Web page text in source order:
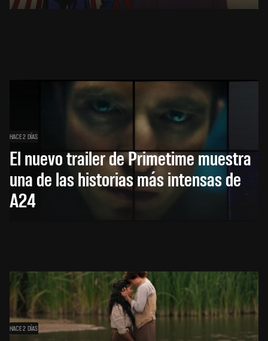
HACE 2 DÍAS
El nuevo trailer de Primetime muestra
una de las historias más intensas de
A24
HACE 2 DÍAS